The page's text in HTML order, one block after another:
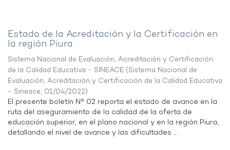
Estado de la Acreditación y la Certificación en
la región Piura
Sistema Nacional de Evaluación, Acreditación y Certificación
de la Calidad Educativa - SINEACE (Sistema Nacional de
Evaluación, Acreditación y Certificación de la Calidad Educativa
- Sineace, 01/04/2022)
El presente boletín N° 02 reporta el estado de avance en la
ruta del aseguramiento de la calidad de la oferta de
educación superior, en el plano nacional y en la región Piura,
detallando el nivel de avance y las dificultades ...